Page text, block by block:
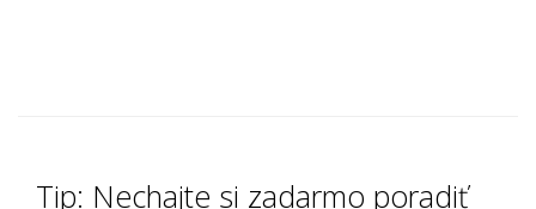
Tip: Nechajte si zadarmo poradiť